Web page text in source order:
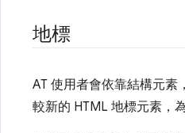
地標
AT 使用者會依靠結構元素
較新的 HTML 地標元素，